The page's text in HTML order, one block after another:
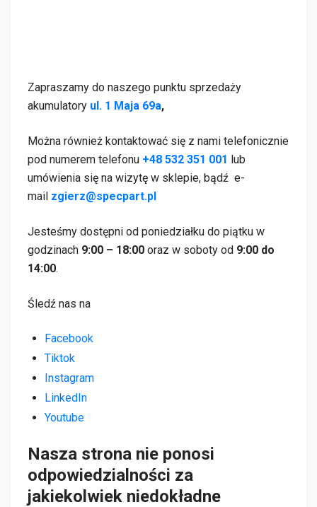
Zapraszamy do naszego punktu sprzedaży
akumulatory ul. 1 Maja 69a,
Można również kontaktować się z nami telefonicznie
pod numerem telefonu +48 532 351 001 lub
umówienia się na wizytę w sklepie, bądź e-
mail zgierz@specpart.pl
Jesteśmy dostępni od poniedziałku do piątku w
godzinach 9:00 – 18:00 oraz w soboty od 9:00 do
14:00.
Śledź nas na
Facebook
Tiktok
Instagram
LinkedIn
Youtube
Nasza strona nie ponosi
odpowiedzialności za
jakiekolwiek niedokładne